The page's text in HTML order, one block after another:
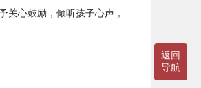
返回
导航
关心鼓励，倾听孩子心声，